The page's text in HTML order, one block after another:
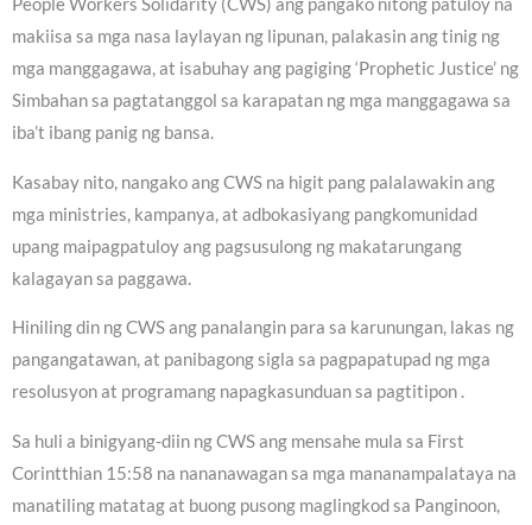
People Workers Solidarity (CWS) ang pangako nitong patuloy na
makiisa sa mga nasa laylayan ng lipunan, palakasin ang tinig ng
mga manggagawa, at isabuhay ang pagiging ‘Prophetic Justice’ ng
Simbahan sa pagtatanggol sa karapatan ng mga manggagawa sa
iba’t ibang panig ng bansa.
Kasabay nito, nangako ang CWS na higit pang palalawakin ang
mga ministries, kampanya, at adbokasiyang pangkomunidad
upang maipagpatuloy ang pagsusulong ng makatarungang
kalagayan sa paggawa.
Hiniling din ng CWS ang panalangin para sa karunungan, lakas ng
pangangatawan, at panibagong sigla sa pagpapatupad ng mga
resolusyon at programang napagkasunduan sa pagtitipon .
Sa huli a binigyang-diin ng CWS ang mensahe mula sa First
Corintthian 15:58 na nananawagan sa mga mananampalataya na
manatiling matatag at buong pusong maglingkod sa Panginoon,